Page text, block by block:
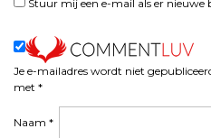
v
i
g
a
Je e-mailadres wordt niet
met *
Naam *
Stuur mij een e-mail als er nieuwe